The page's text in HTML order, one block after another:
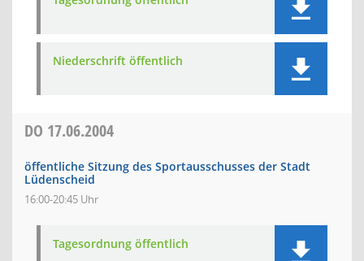
Niederschrift öffentlich
DO 17.06.2004
öffentliche Sitzung des Sportausschusses der Stadt
Lüdenscheid
16:00-20:45 Uhr
Tagesordnung öffentlich